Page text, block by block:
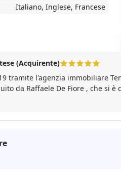
Italiano, Inglese, Francese
(Acquirente)
tramite l'agenzia immobiliare
da Raffaele De Fiore , che si
onesto e attento a ogni mia
Consigliatissimo!"